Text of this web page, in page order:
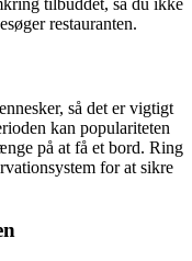
restauranten.
så det er vigtigt
kan populariteten
på at få et bord. Ring
for at sikre